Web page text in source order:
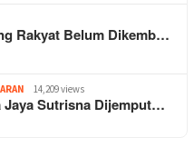
Rakyat Belum Dikemb…
14,209 views
Jaya Sutrisna Dijemput…